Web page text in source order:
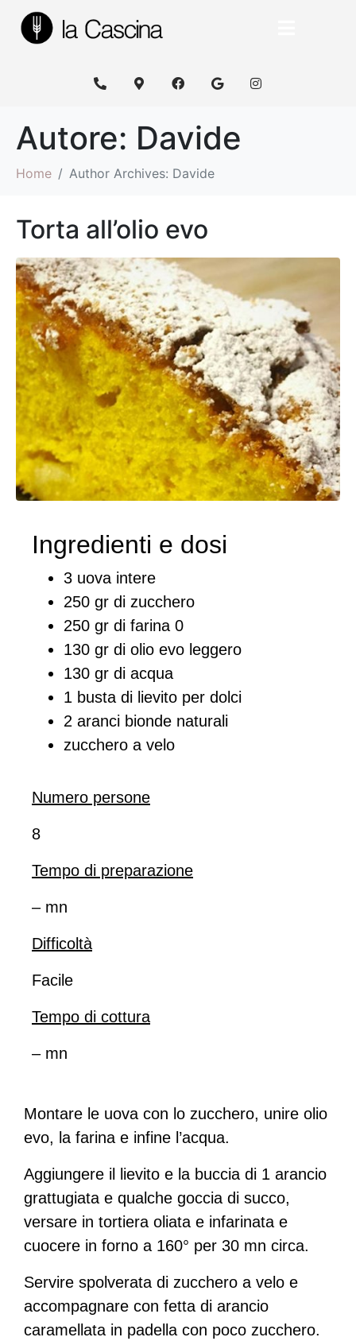
Autore: Davide
Home Author Archives: Davide
Torta all’olio evo
Ingredienti e dosi
3 uova intere
250 gr di zucchero
250 gr di farina 0
130 gr di olio evo leggero
130 gr di acqua
1 busta di lievito per dolci
2 aranci bionde naturali
zucchero a velo
Numero persone
8
Tempo di preparazione
– mn
Difficoltà
Facile
Tempo di cottura
– mn
Montare le uova con lo zucchero, unire olio
evo, la farina e infine l’acqua.
Aggiungere il lievito e la buccia di 1 arancio
grattugiata e qualche goccia di succo,
versare in tortiera oliata e infarinata e
cuocere in forno a 160° per 30 mn circa.
Servire spolverata di zucchero a velo e
accompagnare con fetta di arancio
caramellata in padella con poco zucchero.